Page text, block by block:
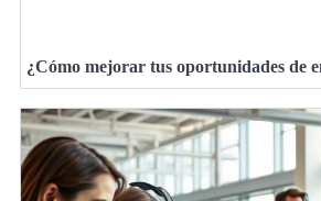
¿Cómo mejorar tus oportunidades de